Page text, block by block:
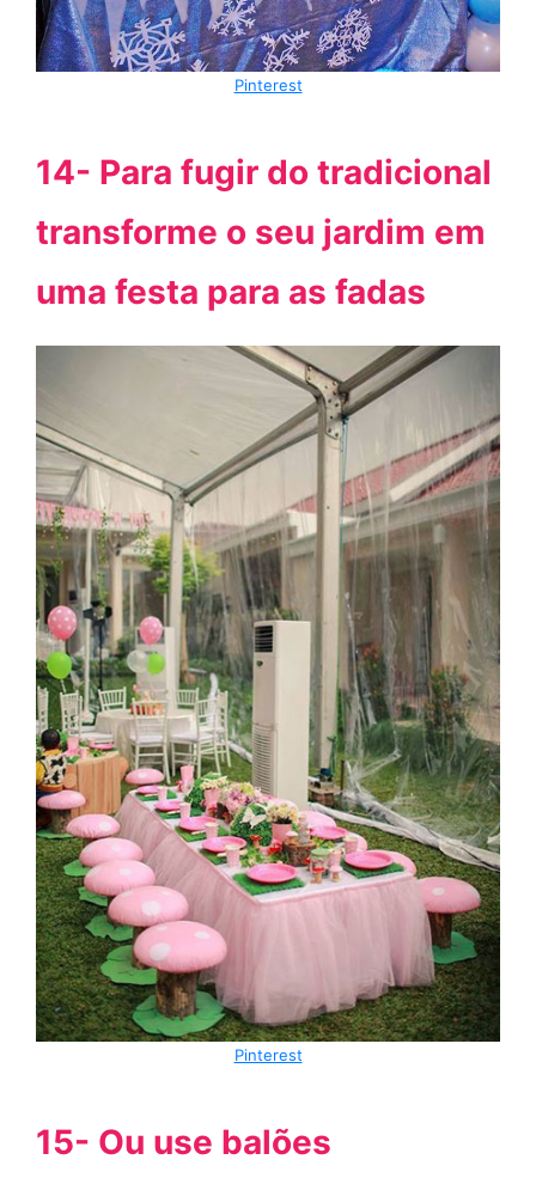
Pinterest
14- Para fugir do tradicional
transforme o seu jardim em
uma festa para as fadas
Pinterest
15- Ou use balões